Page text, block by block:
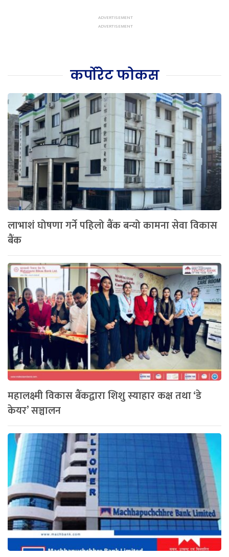
कर्पोरेट फोकस
लाभाशं घोषणा गर्ने पहिलो बैंक बन्यो कामना सेवा विकास
बैंक
महालक्ष्मी विकास बैंकद्वारा शिशु स्याहार कक्ष तथा ‘डे
केयर’ सञ्चालन